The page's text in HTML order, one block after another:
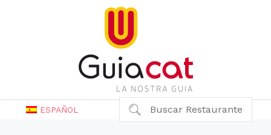
ESPAÑOL Buscar Restaurante